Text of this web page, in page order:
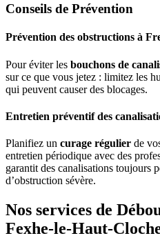
Conseils de Prévention
Prévention des obstructions à
Pour éviter les bouchons de
sur ce que vous jetez : limitez les
qui peuvent causer des blocages.
Entretien préventif des
Planifiez un curage régulier de
entretien périodique avec des
garantit des canalisations toujours
d’obstruction sévère.
Nos services de
Fexhe-le-Haut-